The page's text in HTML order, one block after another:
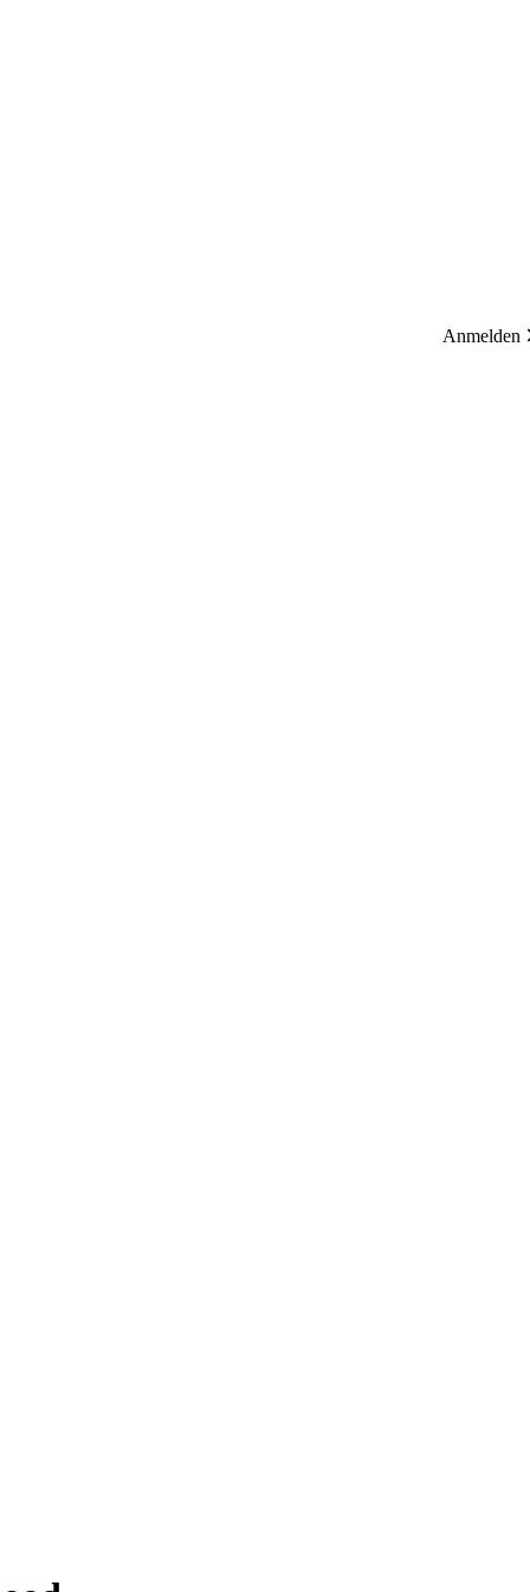
Anmelden